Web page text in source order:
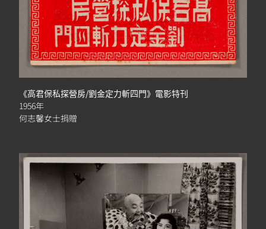
《高君保私探營房/劉金定力斬四門》電影特刊
1956年
何志馨女士捐贈